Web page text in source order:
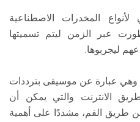
المخدرات الاصطناعية
عبر الزمن ليتم تسميتها
ليجربوها.
عبارة عن موسيقى بترددات
الانترنت والتي يمكن أن
طريق الفم، مشددًا على أهمية